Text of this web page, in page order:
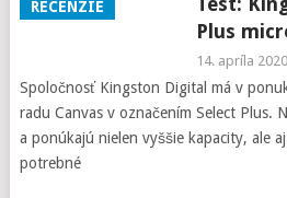
RECENZIE
Plus
14. apríla 2020
Spoločnosť Kingston Digital má v
radu Canvas v označením Select Plus.
a ponúkajú nielen vyššie kapacity, ale
potrebné